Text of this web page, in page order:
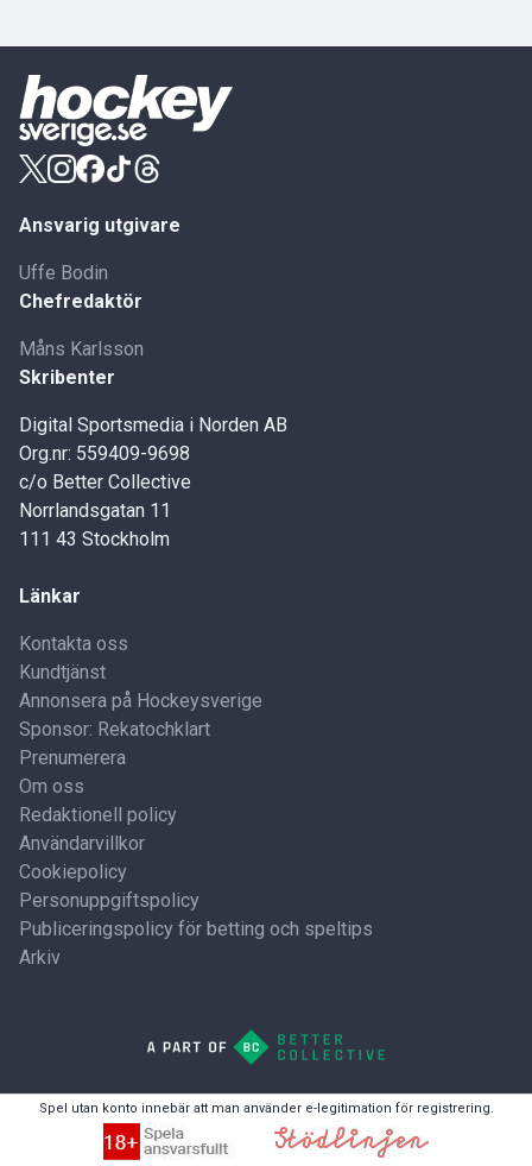
Ansvarig utgivare
Uffe Bodin
Chefredaktör
Måns Karlsson
Skribenter
Digital Sportsmedia i Norden AB
Org.nr: 559409-9698
c/o Better Collective
Norrlandsgatan 11
111 43 Stockholm
Länkar
Kontakta oss
Kundtjänst
Annonsera på Hockeysverige
Sponsor: Rekatochklart
Prenumerera
Om oss
Redaktionell policy
Användarvillkor
Cookiepolicy
Personuppgiftspolicy
Publiceringspolicy för betting och speltips
Arkiv
Spel utan konto innebär att man använder e-legitimation för registrering.